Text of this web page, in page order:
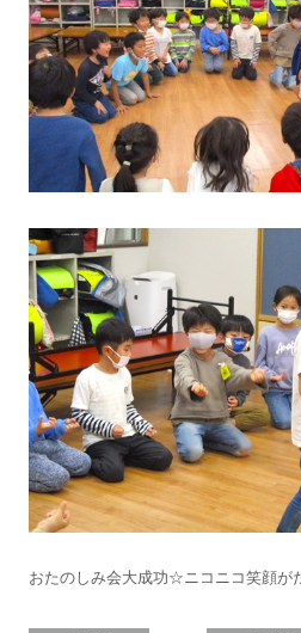
おたのしみ会大成功☆ニコニコ笑顔が